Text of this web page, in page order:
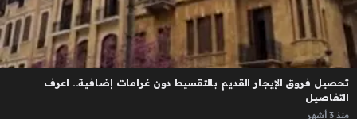
تحصيل فروق الإيجار القديم بالتقسيط دون غرامات إضافية.. اعرف
التفاصيل
منذ 3 أشهر